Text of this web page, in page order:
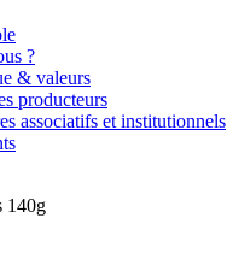
?
& valeurs
producteurs
associatifs et institutionnels
140g